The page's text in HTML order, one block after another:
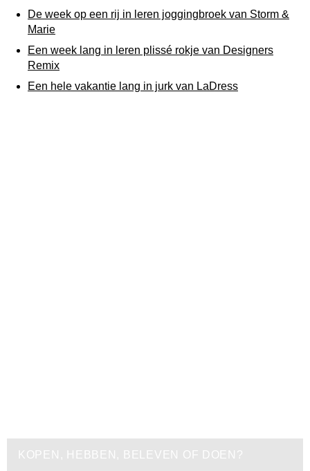
De week op een rij in leren joggingbroek van Storm &
Marie
Een week lang in leren plissé rokje van Designers
Remix
Een hele vakantie lang in jurk van LaDress
KOPEN, HEBBEN, BELEVEN OF DOEN?